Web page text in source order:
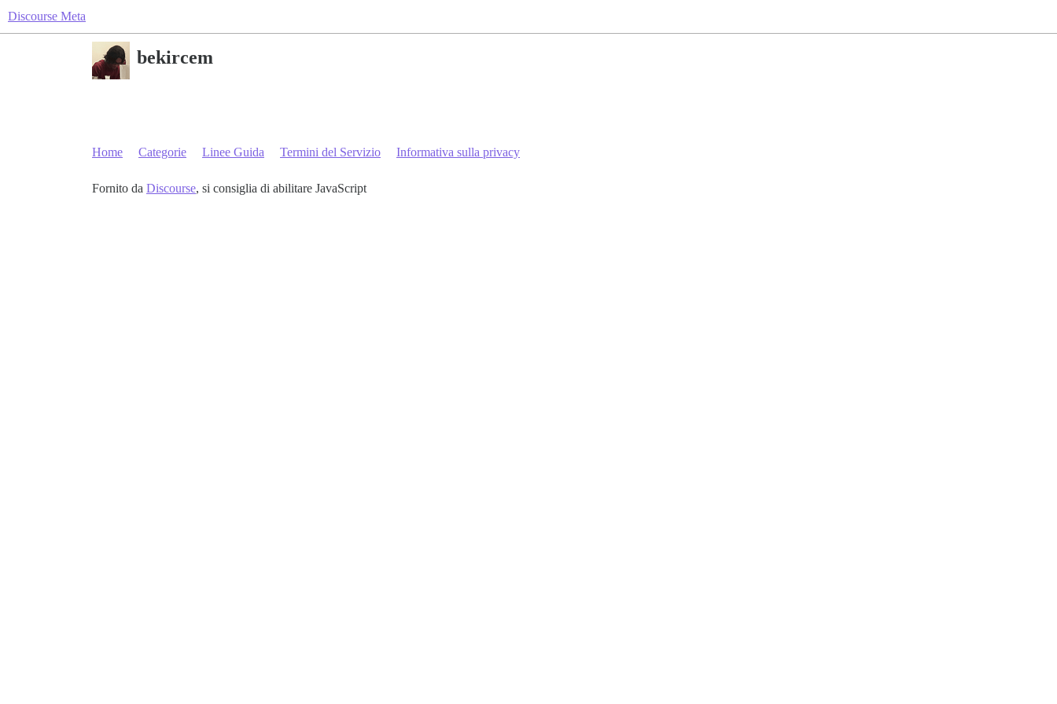
Discourse Meta
bekircem
Home Categorie Linee Guida Termini del Servizio Informativa sulla privacy
Fornito da Discourse, si consiglia di abilitare JavaScript